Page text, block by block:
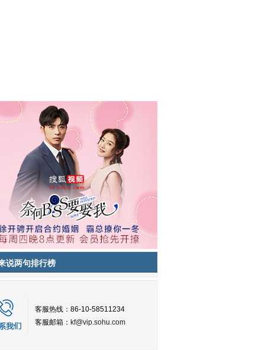
说两句排行榜
客服热线：86-10-58511234
客服邮箱： kf@vip.sohu.com